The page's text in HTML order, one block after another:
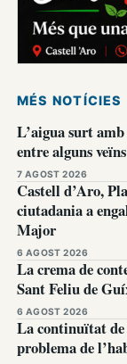
MÉS NOTÍCIES
L’aigua surt
entre alguns veïns
7 AGOST 2026
Castell d’Aro,
ciutadania a
Major
6 AGOST 2026
La crema de
Sant Feliu de
6 AGOST 2026
La continuïtat de
problema de